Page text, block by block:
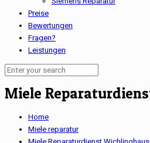
Preise
Bewertungen
Fragen?
Leistungen
Miele
Home
Miele reparatur
Miele Reparaturdienst